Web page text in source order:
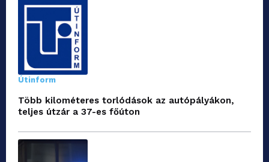
Útinform
Több kilométeres torlódások az autópályákon,
teljes útzár a 37-es főúton